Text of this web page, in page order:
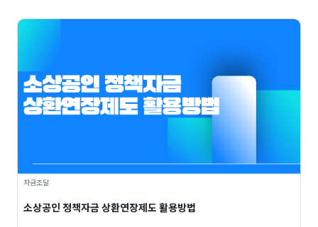
자금조달
소상공인 정책자금 상환연장제도 활용방법